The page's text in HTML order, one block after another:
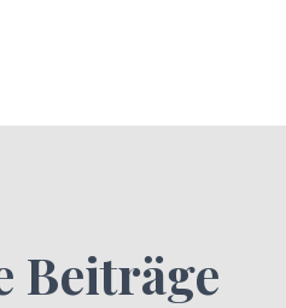
Beiträge